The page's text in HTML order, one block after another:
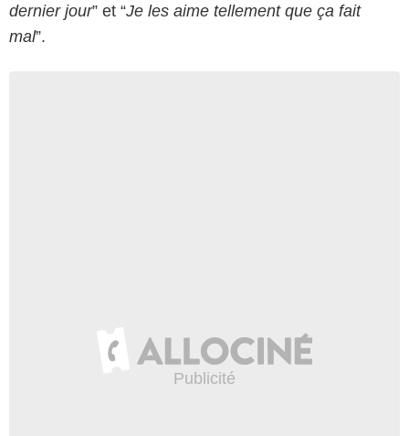
dernier jour” et “Je les aime tellement que ça fait
mal”.